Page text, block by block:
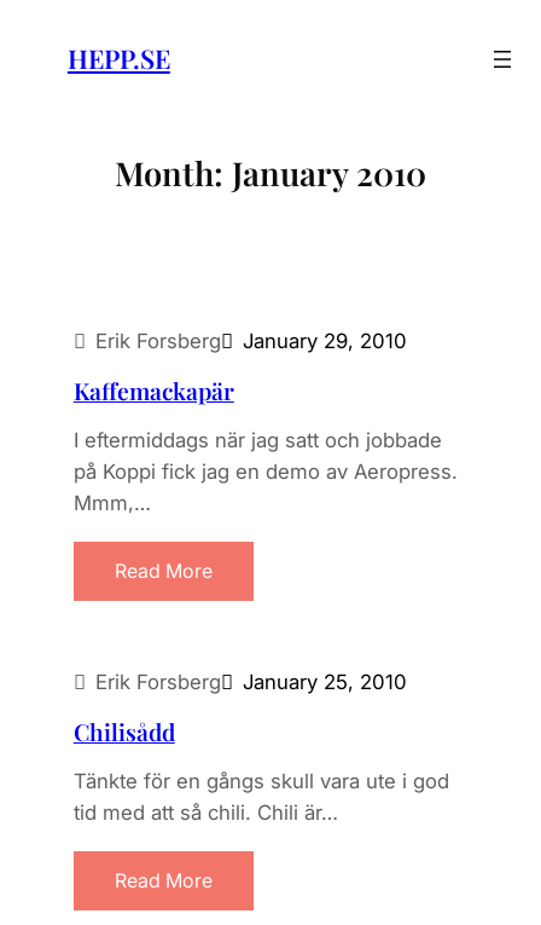
content
HEPP.SE
Month: January 2010
Erik Forsberg January 29, 2010
Kaffemackapär
I eftermiddags när jag satt och jobbade
på Koppi fick jag en demo av Aeropress.
Mmm,…
Read More
Erik Forsberg January 25, 2010
Chilisådd
Tänkte för en gångs skull vara ute i god
tid med att så chili. Chili är…
Read More